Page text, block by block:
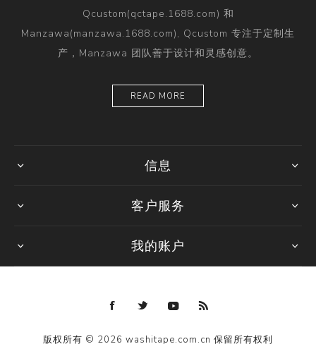
Qcustom(qctape.1688.com) 和
Manzawa(manzawa.1688.com), Qcustom 专注于定制生
产，Manzawa 团队善于设计和灵感创意。
READ MORE
信息
客户服务
我的账户
版权所有 © 2026 washitape.com.cn 保留所有权利